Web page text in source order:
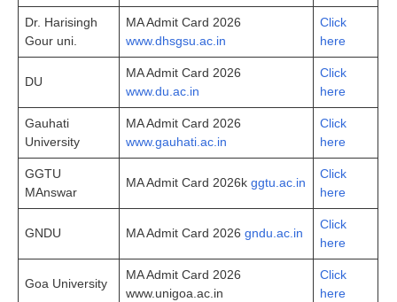
Dr. Harisingh
Gour uni.
MA Admit Card 2026
www.dhsgsu.ac.in
Click
here
DU
MA Admit Card 2026
www.du.ac.in
Click
here
Gauhati
University
MA Admit Card 2026
www.gauhati.ac.in
Click
here
GGTU
MAnswar
MA Admit Card 2026k ggtu.ac.in
Click
here
GNDU MA Admit Card 2026 gndu.ac.in
Click
here
Goa University
MA Admit Card 2026
www.unigoa.ac.in
Click
here